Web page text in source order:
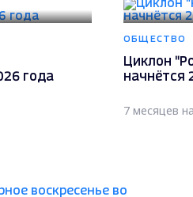
года
ОБЩЕСТВО
Циклон
начнётся
7 месяцев